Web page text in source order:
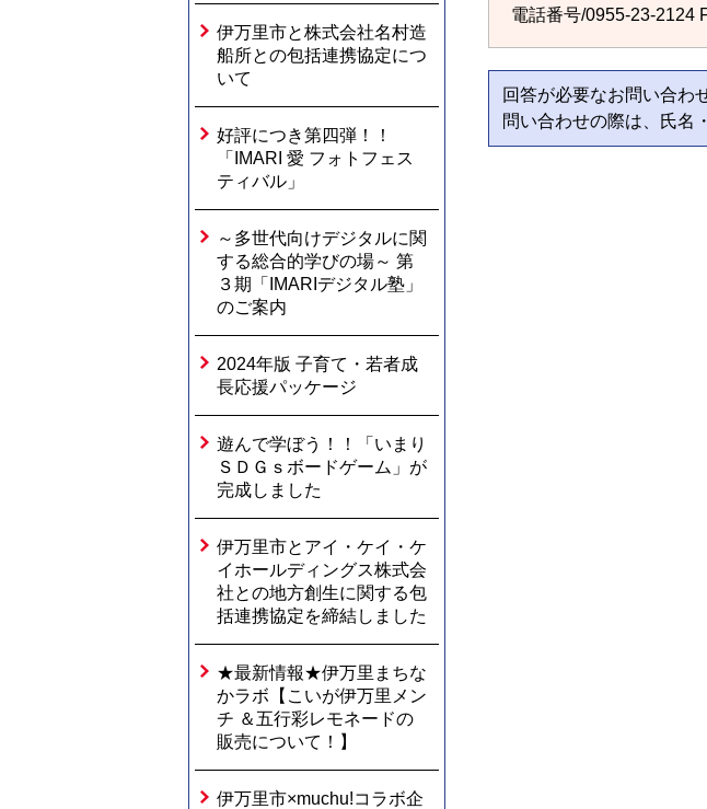
伊万里市と株式会社名村造
船所との包括連携協定につ
いて
好評につき第四弾！！
「IMARI 愛 フォトフェス
ティバル」
～多世代向けデジタルに関
する総合的学びの場～ 第
３期「IMARIデジタル塾」
のご案内
2024年版 子育て・若者成
長応援パッケージ
遊んで学ぼう！！「いまり
ＳＤＧｓボードゲーム」が
完成しました
伊万里市とアイ・ケイ・ケ
イホールディングス株式会
社との地方創生に関する包
括連携協定を締結しました
★最新情報★伊万里まちな
かラボ【こいが伊万里メン
チ ＆五行彩レモネードの
販売について！】
伊万里市×muchu!コラボ企
電話番号/0955-23-2124
回答が必要なお問い合わ
問い合わせの際は、氏名